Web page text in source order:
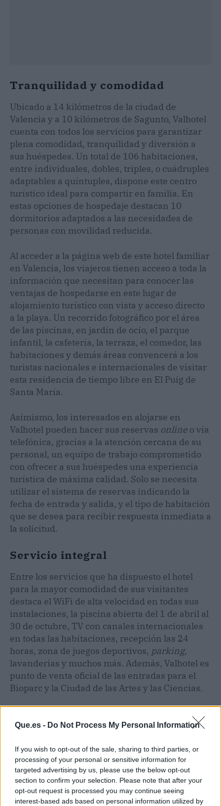
Que.es - Do Not Process My Personal Information
If you wish to opt-out of the sale, sharing to third parties, or
processing of your personal or sensitive information for
targeted advertising by us, please use the below opt-out
section to confirm your selection. Please note that after your
opt-out request is processed you may continue seeing
interest-based ads based on personal information utilized by
Tranquilidad y comodidad
Ubicado a 14 kilómetros de la ciudad de
Valencia y a 10 kilómetros de Sagunto, Valhotel
cuenta con todos los servicios para garantizar
plena comodidad, tranquilidad y diversión a
sus huéspedes. Un total de 106 habitaciones,
entre individuales, dobles, triples, o cuádruples
adaptables a quíntuples, dispone este centro
turístico ideal para compartir en familia. En
estas opciones de hospedaje destacan 10
dormitorios adaptados a las necesidades de
personas con movilidad reducida.
Al acceder a la página web de este hotel familiar
en Valencia, los viajeros tienen acceso a toda la
información que necesitan para conocer las
ventajas de hospedarse en este lugar de
alojamiento turístico con vista y acceso directo
a la playa. Un recorrido fotográfico por el área
de las piscinas, en jardín de ocio, el parque
infantil, la cafetería, la terraza, el comedor, las
habitaciones y demás áreas convencerá a los
turistas nacionales e internacionales de visitar
esta residencia de tiempo libre en El Puig de
Santa María.
Asimismo, los interesados en alojarse en
Valhotel pueden hacer sus reservas online o vía
telefónica, gracias a la atención cercana de su
personal, un equipo de trabajo comprometido
con ofrecer a sus huéspedes una experiencia
turística de máxima calidad. Solo se necesita
utilizar el sistema de reservas indicando la
fecha de entrada y salida, y el tipo de habitación
que se desea para recibir respuesta inmediata a
la solicitud.
Servicio integral
Entre los servicios que ha dispuesto el hotel
para la mayor comodidad de sus visitantes
destaca el WiFi de alta velocidad en todas sus
instalaciones, la piscina abierta del 1 de abril al
30 de octubre, TV con canales internacionales
en todas las habitaciones, recepción las 24
horas, zona de juegos deportivos, parking,
lavanderías y muchos más. Además, Valhotel es
punto de venta oficial de las entradas para el
Bioparc y la Ciudad de las Artes y las Ciencias.
espacios con vista al hermoso Mediterráneo, el
en el día o la noche, como bailes, juegos y
torneos, karaoke y todo tipo de espectáculos
que harán la estancia más placentera y
divertida. El calor humano de este reconocido
hotel familiar de Valencia espera a los turistas